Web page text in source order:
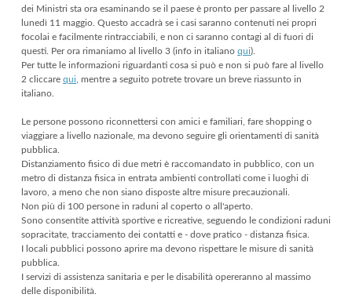
dei Ministri sta ora esaminando se il paese è pronto per passare al livello 2
lunedì 11 maggio. Questo accadrà se i casi saranno contenuti nei propri
focolai e facilmente rintracciabili, e non ci saranno contagi al di fuori di
questi. Per ora rimaniamo al livello 3 (info in italiano qui).
Per tutte le informazioni riguardanti cosa si può e non si può fare al livello
2 cliccare qui , mentre a seguito potrete trovare un breve riassunto in
italiano.
Le persone possono riconnettersi con amici e familiari, fare shopping o
viaggiare a livello nazionale, ma devono seguire gli orientamenti di sanità
pubblica.
Distanziamento fisico di due metri è raccomandato in pubblico, con un
metro di distanza fisica in entrata ambienti controllati come i luoghi di
lavoro, a meno che non siano disposte altre misure precauzionali.
Non più di 100 persone in raduni al coperto o all'aperto.
Sono consentite attività sportive e ricreative, seguendo le condizioni raduni
sopracitate, tracciamento dei contatti e - dove pratico - distanza fisica.
I locali pubblici possono aprire ma devono rispettare le misure di sanità
pubblica.
I servizi di assistenza sanitaria e per le disabilità opereranno al massimo
delle disponibilità.